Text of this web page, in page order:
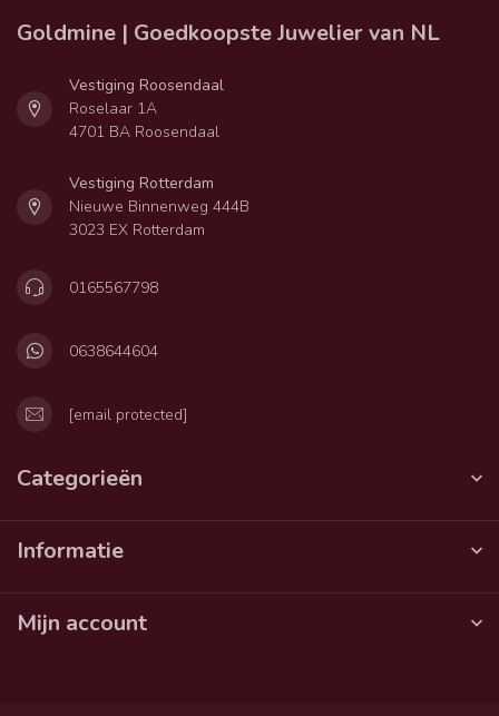
Goldmine | Goedkoopste Juwelier van NL
Vestiging Roosendaal
Roselaar 1A
4701 BA Roosendaal
Vestiging Rotterdam
Nieuwe Binnenweg 444B
3023 EX Rotterdam
0165567798
0638644604
[email protected]
Categorieën
Informatie
Mijn account